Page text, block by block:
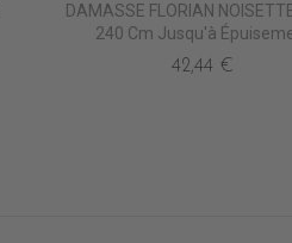
DAMASSE FLORIAN
240 Cm Jusqu'à
42,44 €